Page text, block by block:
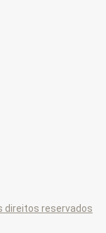
direitos reservados